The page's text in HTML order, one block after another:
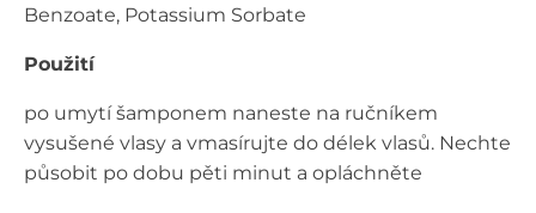
Benzoate, Potassium Sorbate
Použití
po umytí šamponem naneste na ručníkem
vysušené vlasy a vmasírujte do délek vlasů. Nechte
působit po dobu pěti minut a opláchněte